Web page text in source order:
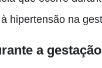
hipertensão na
a